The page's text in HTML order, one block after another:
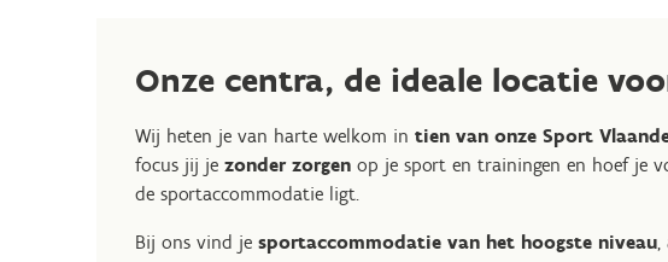
Onze centra, de ideale locatie
Wij heten je van harte welkom in tien van onze Sport
focus jij je zonder zorgen op je sport en trainingen en hoef je
de sportaccommodatie ligt.
Bij ons vind je sportaccommodatie van het hoogste niveau,